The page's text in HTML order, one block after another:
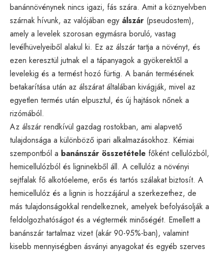
banánnövénynek nincs igazi, fás szára. Amit a köznyelvben
szárnak hívunk, az valójában egy álszár (pseudostem),
amely a levelek szorosan egymásra boruló, vastag
levélhüvelyeiből alakul ki. Ez az álszár tartja a növényt, és
ezen keresztül jutnak el a tápanyagok a gyökerektől a
levelekig és a termést hozó fürtig. A banán termésének
betakarítása után az álszárat általában kivágják, mivel az
egyetlen termés után elpusztul, és új hajtások nőnek a
rizómából.
Az álszár rendkívül gazdag rostokban, ami alapvető
tulajdonsága a különböző ipari alkalmazásokhoz. Kémiai
szempontból a banánszár összetétele főként cellulózból,
hemicellulózból és ligninekből áll. A cellulóz a növényi
sejtfalak fő alkotóeleme, erős és tartós szálakat biztosít. A
hemicellulóz és a lignin is hozzájárul a szerkezethez, de
más tulajdonságokkal rendelkeznek, amelyek befolyásolják a
feldolgozhatóságot és a végtermék minőségét. Emellett a
banánszár tartalmaz vizet (akár 90-95%-ban), valamint
kisebb mennyiségben ásványi anyagokat és egyéb szerves